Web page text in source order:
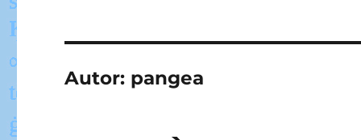
Autor: pangea